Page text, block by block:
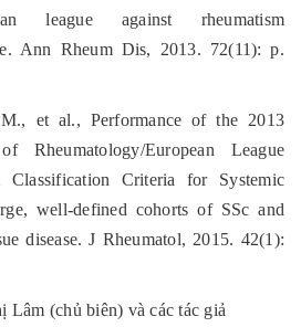
league against rheumatism
Ann Rheum Dis, 2013. 72(11): p.
et al., Performance of the 2013
Rheumatology/European League
Classification Criteria for Systemic
well-defined cohorts of SSc and
disease. J Rheumatol, 2015. 42(1):
Lâm (chủ biên) và các tác giả